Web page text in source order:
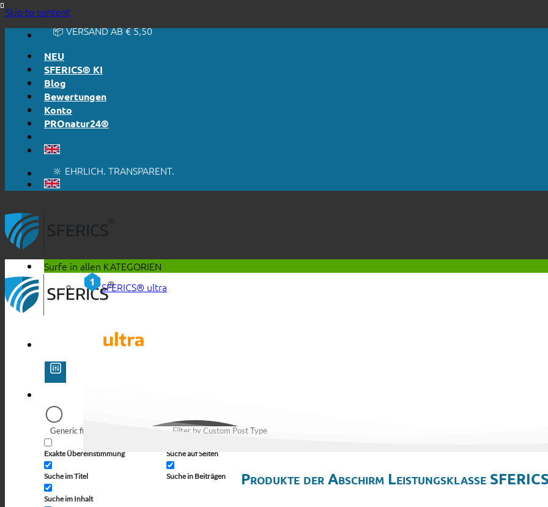
Skip to content🔆 EHRLICH. TRANSPARENT.
📦 VERSAND AB € 5,50
NEU
SFERICS® KI
Blog
Bewertungen
Konto
PROnatur24®
🔆 EINFACH. FUNKTIONIERT.
📦 VERSAND AB € 5,50
🔖 KAUF AUF RECHNUNG
Generic filters
Exakte Übereinstimmung
Suche im Titel
Suche im Inhalt
Filter by Custom Post Type
Suche auf Seiten
Suche in Beiträgen
Surfe in allen KATEGORIEN
SFERICS® ultra
Produkte der Abschirm Leistungsklasse